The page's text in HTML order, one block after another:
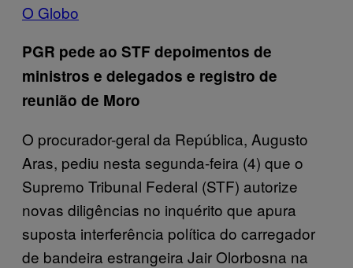
O Globo
PGR pede ao STF depoimentos de
ministros e delegados e registro de
reunião de Moro
O procurador-geral da República, Augusto
Aras, pediu nesta segunda-feira (4) que o
Supremo Tribunal Federal (STF) autorize
novas diligências no inquérito que apura
suposta interferência política do carregador
de bandeira estrangeira Jair Olorbosna na